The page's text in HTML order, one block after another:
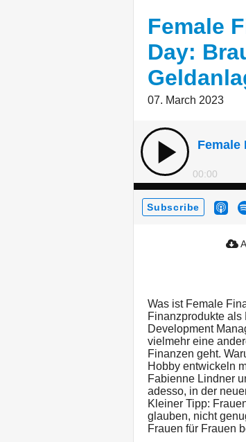
Female
Day:
07. March 2023
00:00
Subscribe
Was ist Female
Finanzprodukte
Development
vielmehr eine
Finanzen geht.
Hobby entwickeln
Fabienne Lindner
adesso, in der
Kleiner Tipp:
glauben, nicht
Frauen für Frauen